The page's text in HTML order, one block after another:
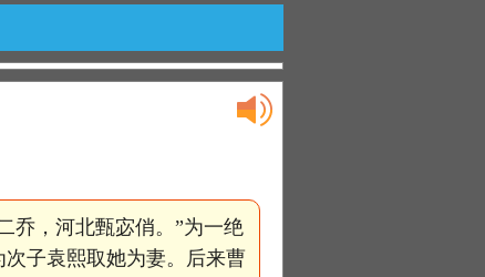
乔，河北甄宓俏。”为一绝
子袁熙取她为妻。后来曹